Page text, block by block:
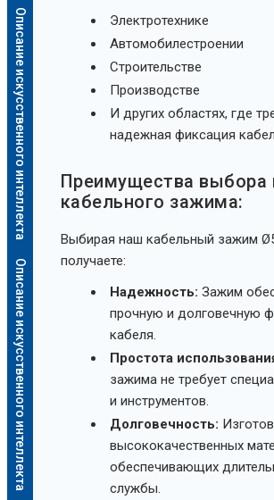
Описание искусственного интеллекта
Описание искусственного интеллекта
Электротехнике
Автомобилестроении
Строительстве
Производстве
И других областях, где
надежная фиксация
Преимущества выбора
кабельного зажима:
Выбирая наш кабельный зажим
получаете:
Надежность: Зажим
прочную и долговечную
кабеля.
Простота
зажима не требует
и инструментов.
Долговечность:
высококачественных
обеспечивающих
службы.